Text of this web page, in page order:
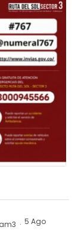
· 5 Ago